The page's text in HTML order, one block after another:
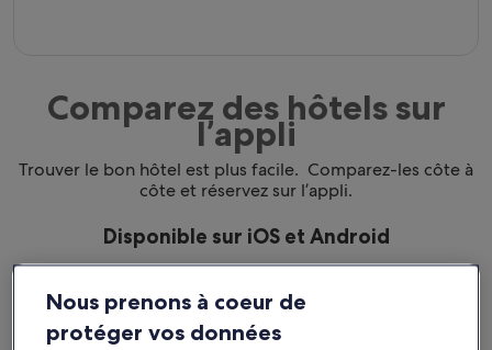
Comparez des hôtels sur
l’appli
Trouver le bon hôtel est plus facile. Comparez-les côte à
côte et réservez sur l’appli.
Disponible sur iOS et Android
Nous prenons à coeur de
protéger vos données